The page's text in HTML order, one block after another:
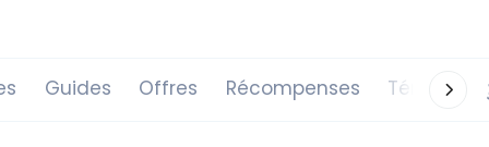
Guides Offres Récompenses